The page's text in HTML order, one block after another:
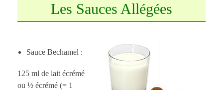
Les Sauces Allégées
Sauce Bechamel :
125 ml de lait écrémé
ou ½ écrémé (= 1